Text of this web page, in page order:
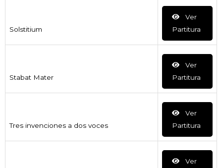
Solstitium
Ver
Partitura
Stabat Mater
Ver
Partitura
Tres invenciones a dos voces
Ver
Partitura
Ver